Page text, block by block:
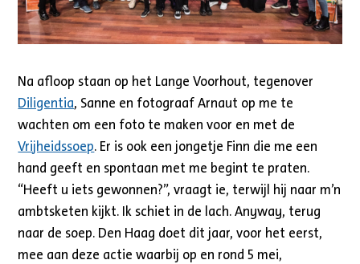
Na afloop staan op het Lange Voorhout, tegenover
Diligentia, Sanne en fotograaf Arnaut op me te
wachten om een foto te maken voor en met de
Vrijheidssoep. Er is ook een jongetje Finn die me een
hand geeft en spontaan met me begint te praten.
“Heeft u iets gewonnen?”, vraagt ie, terwijl hij naar m’n
ambtsketen kijkt. Ik schiet in de lach. Anyway, terug
naar de soep. Den Haag doet dit jaar, voor het eerst,
mee aan deze actie waarbij op en rond 5 mei,